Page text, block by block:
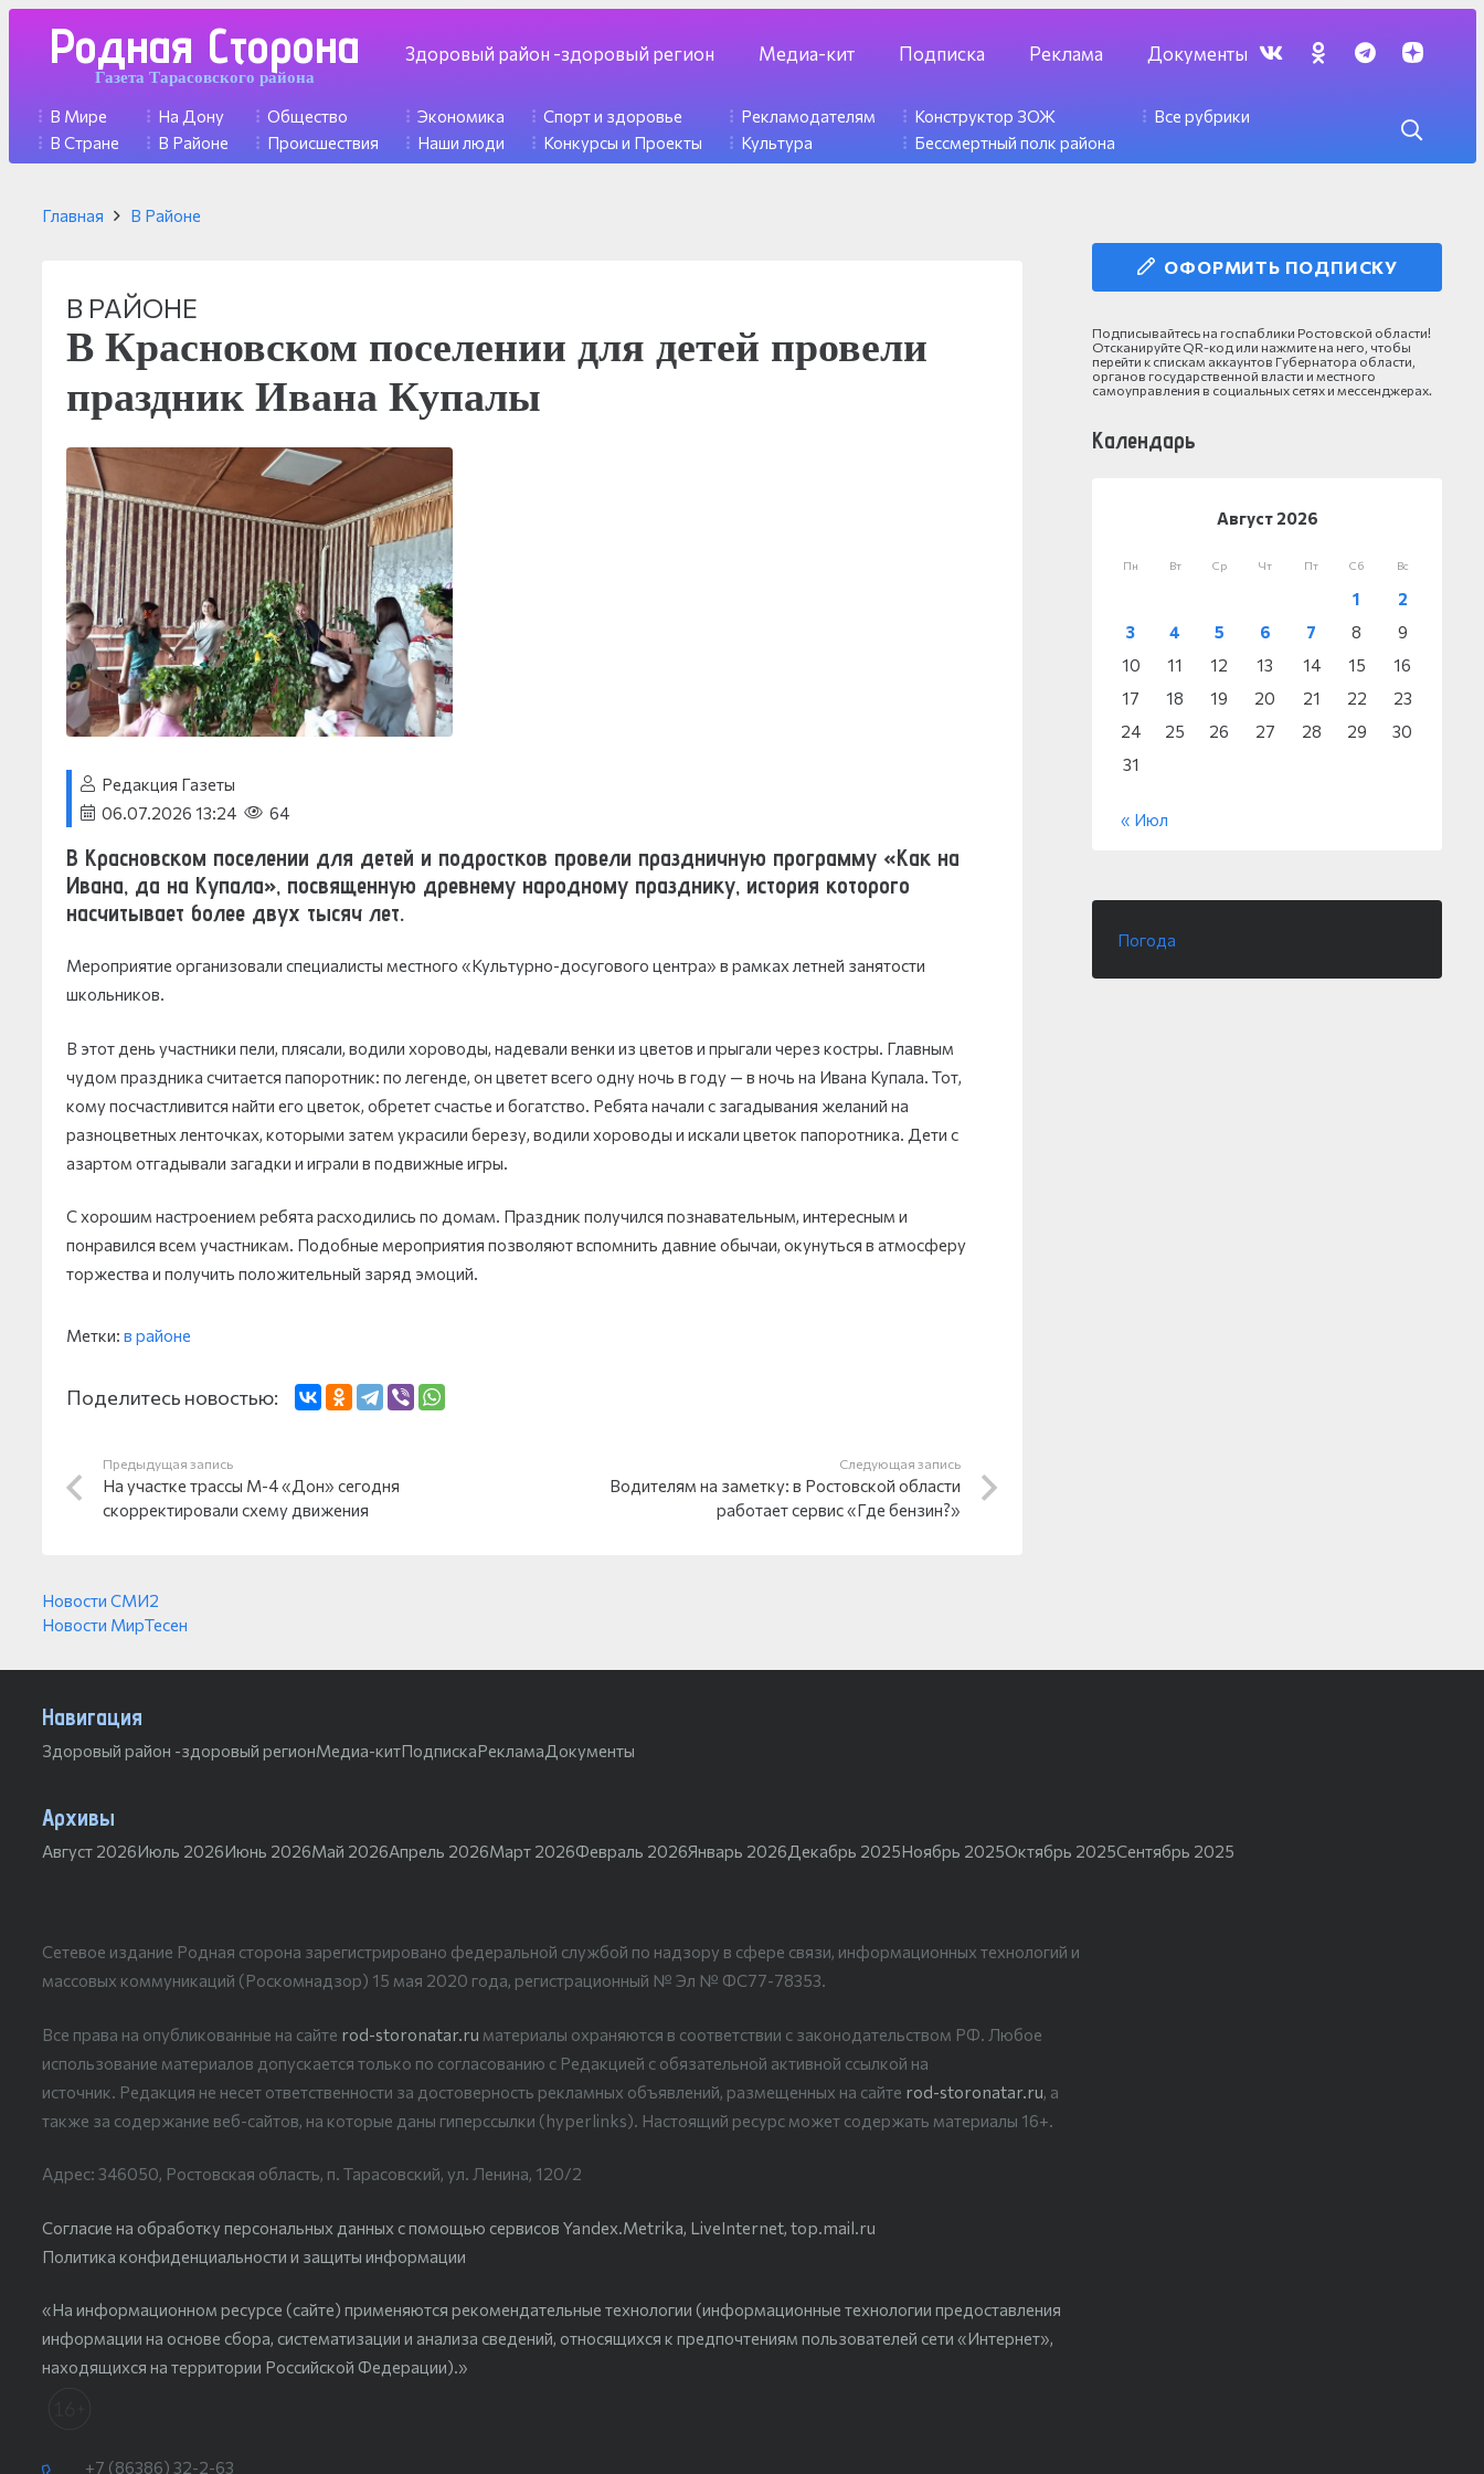
Родная Сторона
Газета Тарасовского района
Здоровый район -здоровый регион Медиа-кит Подписка Реклама Документы
В Мире
В Стране
На Дону
В Районе
Общество
Происшествия
Экономика
Наши люди
Спорт и здоровье
Конкурсы и Проекты
Рекламодателям
Культура
Конструктор ЗОЖ
Бессмертный полк района
Все рубрики
Главная В Районе
В РАЙОНЕ
В Красновском поселении для детей провели
праздник Ивана Купалы
Редакция Газеты
06.07.2026 13:24
64
В Красновском поселении для детей и подростков провели праздничную программу «Как на
Ивана, да на Купала», посвященную древнему народному празднику, история которого
насчитывает более двух тысяч лет.
Мероприятие организовали специалисты местного «Культурно-досугового центра» в рамках летней занятости
школьников.
В этот день участники пели, плясали, водили хороводы, надевали венки из цветов и прыгали через костры. Главным
чудом праздника считается папоротник: по легенде, он цветет всего одну ночь в году — в ночь на Ивана Купала. Тот,
кому посчастливится найти его цветок, обретет счастье и богатство. Ребята начали с загадывания желаний на
разноцветных ленточках, которыми затем украсили березу, водили хороводы и искали цветок папоротника. Дети с
азартом отгадывали загадки и играли в подвижные игры.
С хорошим настроением ребята расходились по домам. Праздник получился познавательным, интересным и
понравился всем участникам. Подобные мероприятия позволяют вспомнить давние обычаи, окунуться в атмосферу
торжества и получить положительный заряд эмоций.
Метки: в районе
Поделитесь новостью:
Предыдущая запись
На участке трассы М-4 «Дон» сегодня
скорректировали схему движения
Следующая запись
Водителям на заметку: в Ростовской области
работает сервис «Где бензин?»
Новости СМИ2
Новости МирТесен
ОФОРМИТЬ ПОДПИСКУ
Подписывайтесь на госпаблики Ростовской области!
Отсканируйте QR-код или нажмите на него, чтобы
перейти к спискам аккаунтов Губернатора области,
органов государственной власти и местного
самоуправления в социальных сетях и мессенджерах.
Календарь
Август 2026
Пн Вт Ср Чт Пт Сб Вс
1
2
3
4 5 6 7 8
9
10
11 12 13 14 15
16
17
18 19 20 21 22
23
24
25 26 27 28 29
30
31
« Июл
Погода
Навигация
Здоровый район -здоровый регионМедиа-китПодпискаРеклама Документы
Архивы
Август 2026Июль 2026Июнь 2026Май 2026Апрель 2026Март 2026Февраль 2026Январь 2026 Декабрь 2025Ноябрь 2025Октябрь 2025Сентябрь 2025
Сетевое издание Родная сторона зарегистрировано федеральной службой по надзору в сфере связи, информационных технологий и
массовых коммуникаций (Роскомнадзор) 15 мая 2020 года, регистрационный № Эл № ФС77-78353.
Все права на опубликованные на сайте rod-storonatar.ru материалы охраняются в соответствии с законодательством РФ. Любое
использование материалов допускается только по согласованию с Редакцией с обязательной активной ссылкой на
источник. Редакция не несет ответственности за достоверность рекламных объявлений, размещенных на сайте rod-storonatar.ru , а
также за содержание веб-сайтов, на которые даны гиперссылки (hyperlinks). Настоящий ресурс может содержать материалы 16+.
Адрес: 346050, Ростовская область, п. Тарасовский, ул. Ленина, 120/2
Согласие на обработку персональных данных с помощью сервисов Yandex.Metrika, LiveInternet, top.mail.ru
Политика конфиденциальности и защиты информации
«На информационном ресурсе (сайте) применяются рекомендательные технологии (информационные технологии предоставления
информации на основе сбора, систематизации и анализа сведений, относящихся к предпочтениям пользователей сети «Интернет»,
находящихся на территории Российской Федерации).»
+7 (86386) 32-2-63